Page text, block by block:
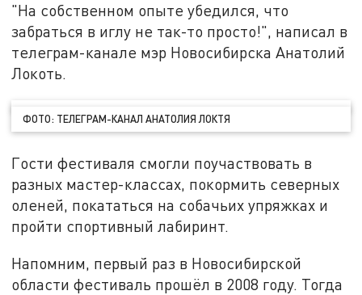
"На собственном опыте убедился, что
забраться в иглу не так-то просто!", написал в
телеграм-канале мэр Новосибирска Анатолий
Локоть.
ФОТО: ТЕЛЕГРАМ-КАНАЛ АНАТОЛИЯ ЛОКТЯ
Гости фестиваля смогли поучаствовать в
разных мастер-классах, покормить северных
оленей, покататься на собачьих упряжках и
пройти спортивный лабиринт.
Напомним, первый раз в Новосибирской
области фестиваль прошёл в 2008 году. Тогда